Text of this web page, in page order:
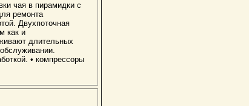
чая в пирамидки с
ремонта
Двухпоточная
как и
длительных
• компрессоры